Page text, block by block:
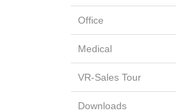
Office
Medical
VR-Sales Tour
Downloads